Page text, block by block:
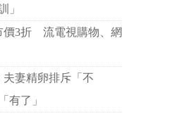
」
價3折 流電視購物、網
夫妻精卵排斥「不
有了」